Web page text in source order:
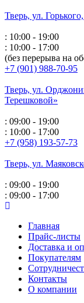
Тверь, ул. Горького,
: 10:00 - 19:00
: 10:00 - 17:00
(без перерыва на
+7 (901) 988-70-95
Тверь, ул.
Терешковой»
: 09:00 - 19:00
: 10:00 - 17:00
+7 (958) 193-57-73
Тверь, ул.
: 09:00 - 19:00
: 09:00 - 17:00
Главная
Прайс-листы
Доставка и
Покупателям
Контакты
О компании